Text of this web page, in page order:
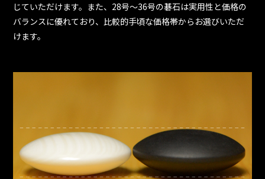
じていただけます。また、28号～36号の碁石は実用性と価格の
バランスに優れており、比較的手頃な価格帯からお選びいただ
けます。